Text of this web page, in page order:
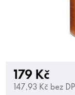
179 Kč
147,93 Kč bez